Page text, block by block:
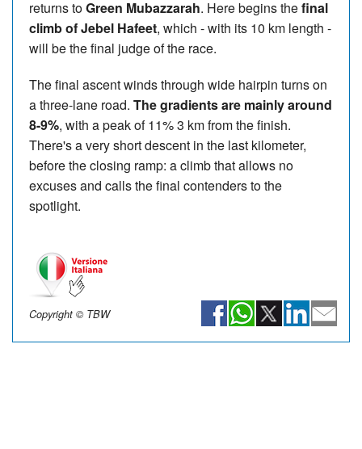
returns toGreen Mubazzarah. Here begins thefinal
climb of Jebel Hafeet, which - with its 10 km length -
will be the final judge of the race.
The final ascent winds through wide hairpin turns on
a three-lane road. The gradients are mainly around
8-9%, with a peak of 11% 3 km from the finish.
There's a very short descent in the last kilometer,
before the closing ramp: a climb that allows no
excuses and calls the final contenders to the
spotlight.
Copyright © TBW